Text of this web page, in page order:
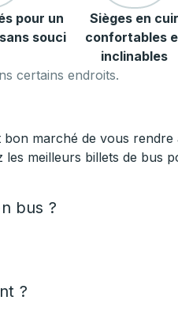
pour un
souci
Sièges en cuir
confortables
inclinables
certains endroits.
marché de vous
meilleurs billets de bus
bus ?
?